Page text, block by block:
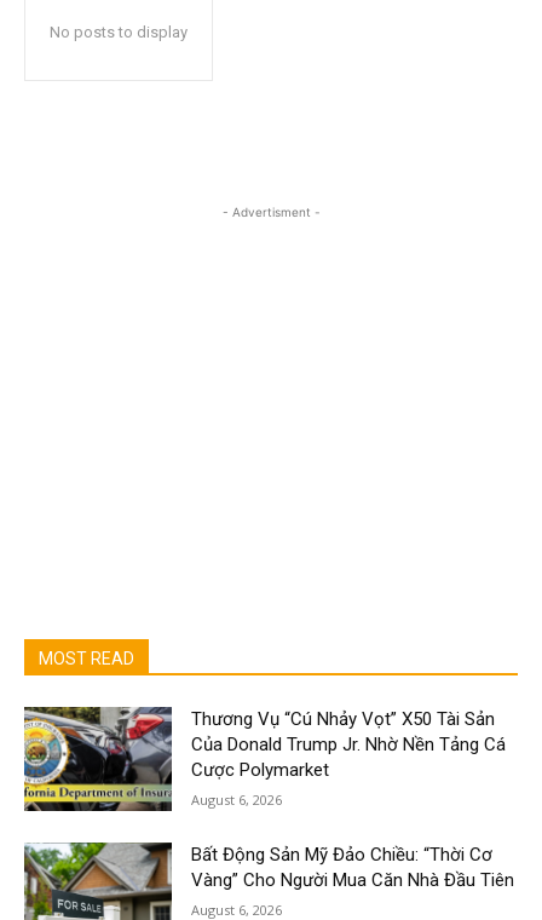
No posts to display
- Advertisment -
MOST READ
Thương Vụ “Cú Nhảy Vọt” X50 Tài Sản
Của Donald Trump Jr. Nhờ Nền Tảng Cá
Cược Polymarket
August 6, 2026
Bất Động Sản Mỹ Đảo Chiều: “Thời Cơ
Vàng” Cho Người Mua Căn Nhà Đầu Tiên
August 6, 2026